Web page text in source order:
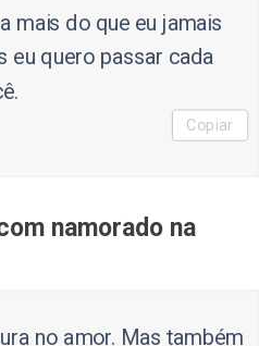
mais do que eu jamais
eu quero passar cada
Copiar
namorado na
no amor. Mas também